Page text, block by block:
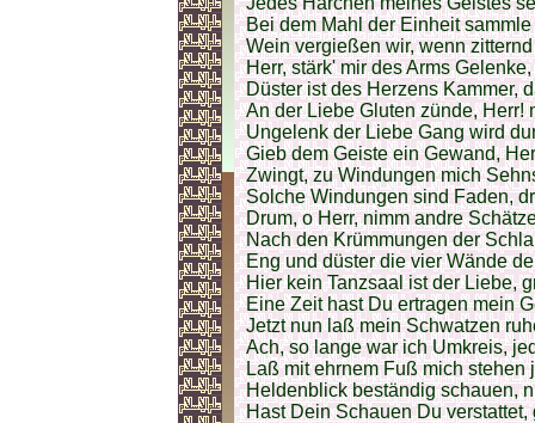
Bei dem Mahl der Einheit
Wein vergießen wir, wenn
Herr, stärk' mir des Arms
Düster ist des Herzens Kammer,
An der Liebe Gluten zünde, Herr!
Ungelenk der Liebe Gang wird
Gieb dem Geiste ein Gewand,
Zwingt, zu Windungen mich
Solche Windungen sind Faden,
Drum, o Herr, nimm andre
Nach den Krümmungen der
Eng und düster die vier Wände
Hier kein Tanzsaal ist der Liebe,
Eine Zeit hast Du ertragen mein
Jetzt nun laß mein Schwatzen
Ach, so lange war ich Umkreis,
Laß mit ehrnem Fuß mich stehen
Heldenblick beständig schauen,
Hast Dein Schauen Du